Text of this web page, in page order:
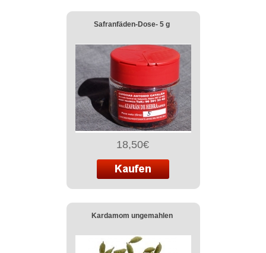
Safranfäden-Dose- 5 g
18,50€
Kardamom ungemahlen